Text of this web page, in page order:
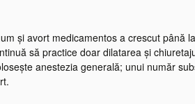
și avort medicamentos a crescut până
să practice doar dilatarea și
anestezia generală; unui număr